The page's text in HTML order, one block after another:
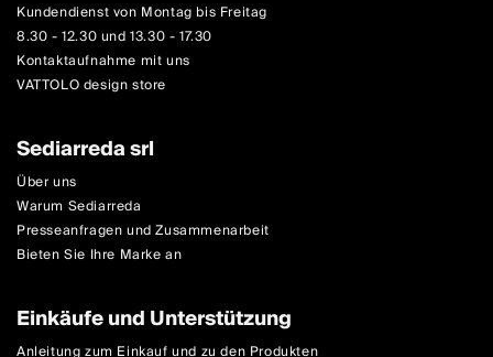
Kundendienst von Montag bis Freitag
8.30 - 12.30 und 13.30 - 17.30
Kontaktaufnahme mit uns
VATTOLO design store
Sediarreda srl
Über uns
Warum Sediarreda
Presseanfragen und Zusammenarbeit
Bieten Sie Ihre Marke an
Einkäufe und Unterstützung
Anleitung zum Einkauf und zu den Produkten